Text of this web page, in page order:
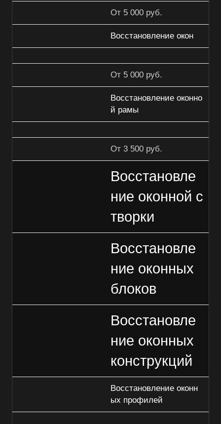
От 5 000 руб.
Восстановление окон
От 5 000 руб.
Восстановление оконно
й рамы
От 3 500 руб.
Восстановле
ние оконной с
творки
Восстановле
ние оконных
блоков
Восстановле
ние оконных
конструкций
Восстановление оконн
ых профилей